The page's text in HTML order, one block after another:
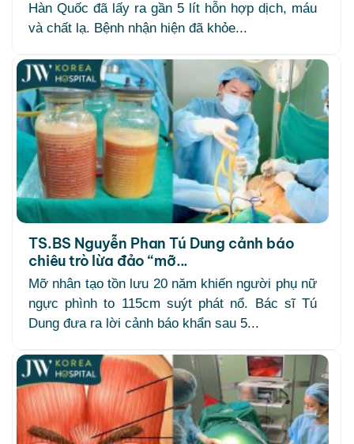
Hàn Quốc đã lấy ra gần 5 lít hỗn hợp dịch, máu
và chất lạ. Bệnh nhận hiện đã khỏe...
TS.BS Nguyễn Phan Tú Dung cảnh báo
chiêu trò lừa đảo “mỡ...
Mỡ nhân tạo tồn lưu 20 năm khiến người phụ nữ
ngực phình to 115cm suýt phát nổ. Bác sĩ Tú
Dung đưa ra lời cảnh báo khẩn sau 5...